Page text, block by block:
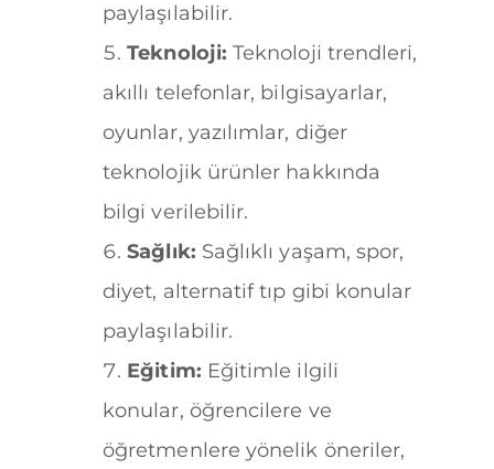
paylaşılabilir.
Teknoloji: Teknoloji trendleri,
akıllı telefonlar, bilgisayarlar,
oyunlar, yazılımlar, diğer
teknolojik ürünler hakkında
bilgi verilebilir.
Sağlık: Sağlıklı yaşam, spor,
diyet, alternatif tıp gibi konular
paylaşılabilir.
Eğitim: Eğitimle ilgili
konular, öğrencilere ve
öğretmenlere yönelik öneriler,